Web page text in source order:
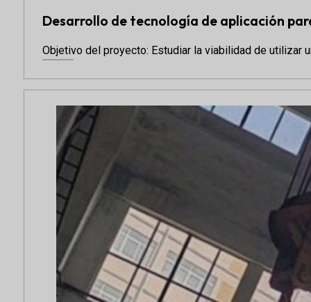
Desarrollo de tecnología de aplicación
Objetivo del proyecto: Estudiar la viabilidad de utilizar